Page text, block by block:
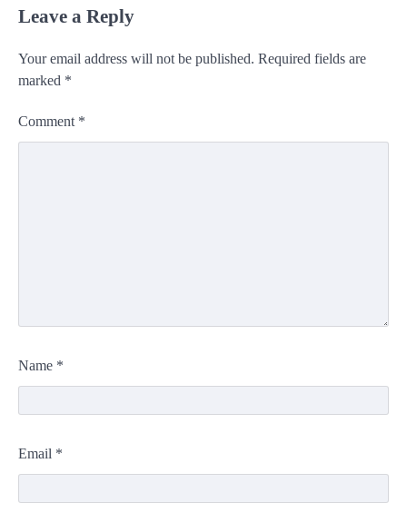
Leave a Reply
Your email address will not be published. Required fields are
marked *
Comment *
Name *
Email *